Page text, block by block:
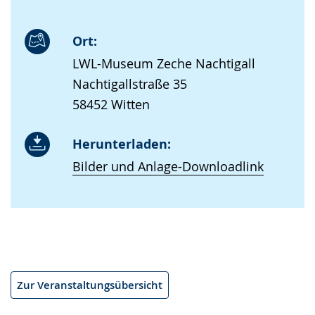
Ort:
LWL-Museum Zeche Nachtigall
Nachtigallstraße 35
58452 Witten
Herunterladen:
Bilder und Anlage-Downloadlink
Zur Veranstaltungsübersicht